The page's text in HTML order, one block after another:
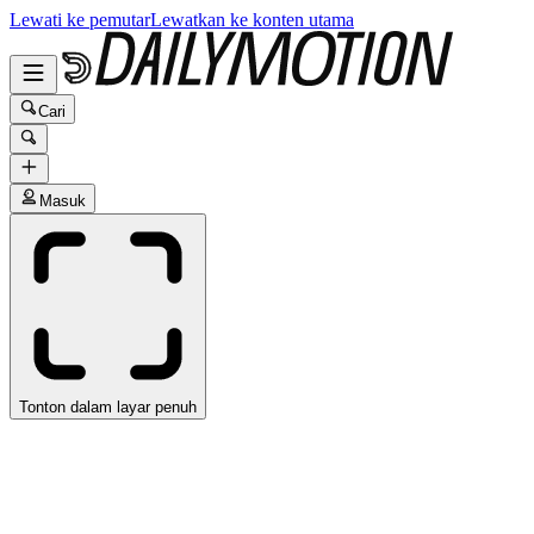
Lewati ke pemutarLewatkan ke konten utama
Cari
Masuk
Tonton dalam layar penuh